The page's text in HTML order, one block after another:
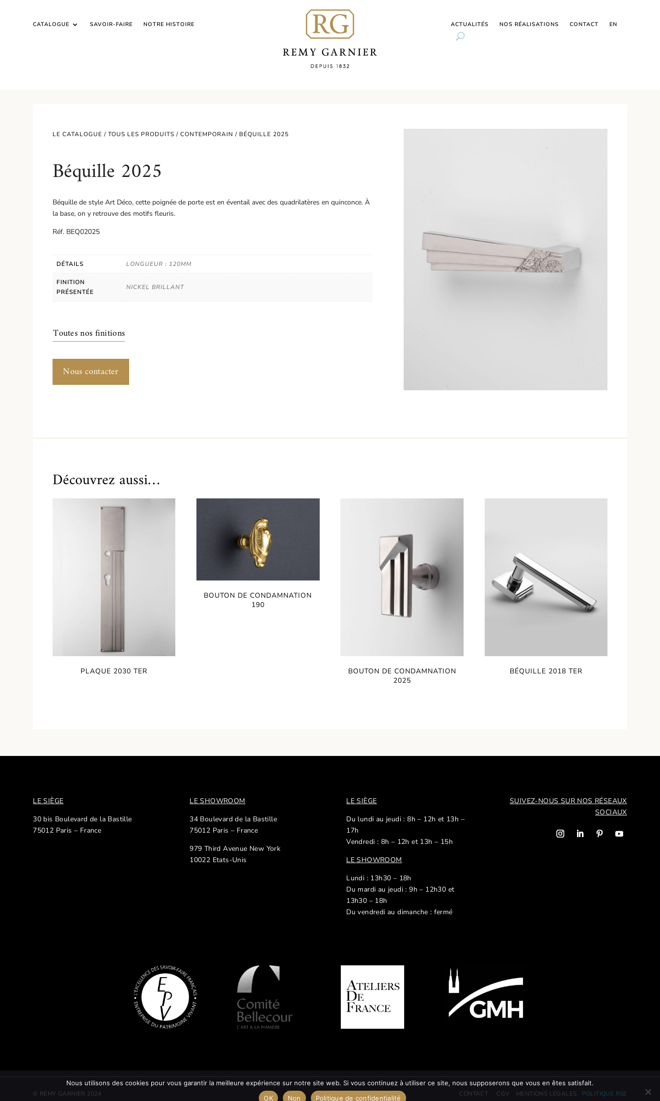
CATALOGUE SAVOIR-FAIRE NOTRE HISTOIRE ACTUALITÉS NOS RÉALISATIONS CONTACT EN
LE CATALOGUE /TOUS LES PRODUITS /CONTEMPORAIN / BÉQUILLE 2025
Béquille 2025
Béquille de style Art Déco, cette poignée de porte est en éventail avec des quadrilatères en quinconce. À
la base, on y retrouve des motifs fleuris.
Réf. BEQ02025
DÉTAILS LONGUEUR : 120MM
FINITION
PRÉSENTÉE
NICKEL BRILLANT
Toutes nos finitions
Nous contacter
Découvrez aussi…
PLAQUE 2030 TER
BOUTON DE CONDAMNATION
190
BOUTON DE CONDAMNATION
2025
BÉQUILLE 2018 TER
LE SIÈGE
30 bis Boulevard de la Bastille
75012 Paris – France
LE SHOWROOM
34 Boulevard de la Bastille
75012 Paris – France
979 Third Avenue New York
10022 Etats-Unis
LE SIÈGE
Du lundi au jeudi : 8h – 12h et 13h –
17h
Vendredi : 8h – 12h et 13h – 15h
LE SHOWROOM
Lundi : 13h30 – 18h
Du mardi au jeudi : 9h – 12h30 et
13h30 – 18h
Du vendredi au dimanche : fermé
SUIVEZ-NOUS SUR NOS RÉSEAUX
SOCIAUX
© REMY GARNIER 2024 CONTACT CGV MENTIONS LÉGALES POLITIQUE RSE
Nous utilisons des cookies pour vous garantir la meilleure expérience sur notre site web. Si vous continuez à utiliser ce site, nous supposerons que vous en êtes satisfait.
OK
Non Politique de confidentialité